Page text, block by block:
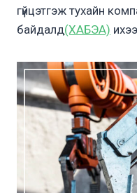
гүйцэтгэж тухайн
байдалд(ХАБЭА)